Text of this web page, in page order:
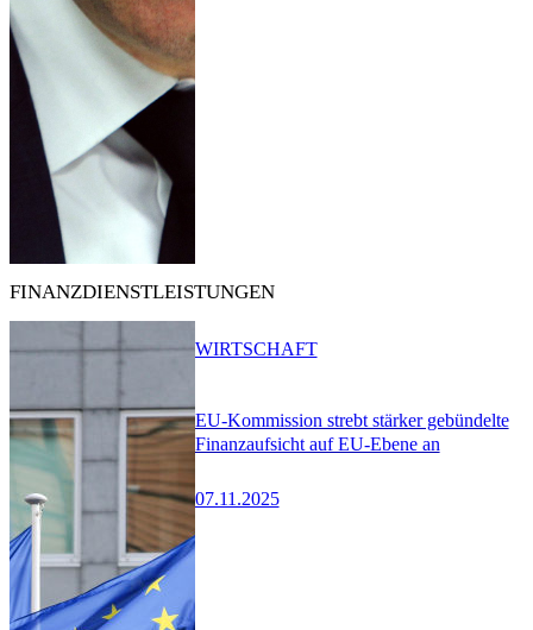
FINANZDIENSTLEISTUNGEN
EU-Kommission strebt stärker gebündelte
Finanzaufsicht auf EU-Ebene an
07.11.2025
WIRTSCHAFT